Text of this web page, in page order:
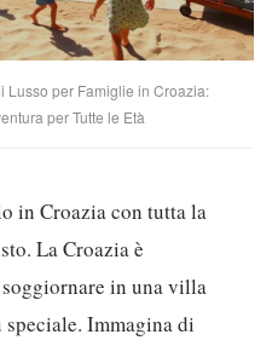
Lusso per Famiglie in Croazia:
per Tutte le Età
in Croazia con tutta la
La Croazia è
in una villa
Immagina di